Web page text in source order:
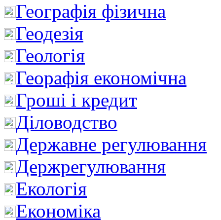
Географія фізична
Геодезія
Геологія
Георафія економічна
Гроші і кредит
Діловодство
Державне регулювання
Держрегулювання
Екологія
Економіка